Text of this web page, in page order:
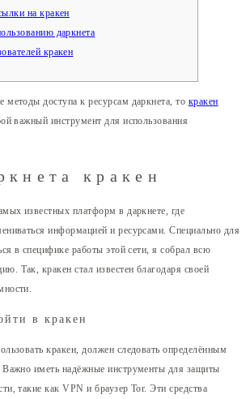
на кракен
даркнета
кракен
доступа к ресурсам даркнета, то кракен
важный инструмент для использования
кракен
известных платформ в даркнете, где
информацией и ресурсами. Специально для
в специфике работы этой сети, я собрал всю
Так, кракен стал известен благодаря своей
в кракен
кракен, должен следовать определённым
Важно иметь надёжные инструменты для защиты
такие как VPN и браузер Tor. Эти средства